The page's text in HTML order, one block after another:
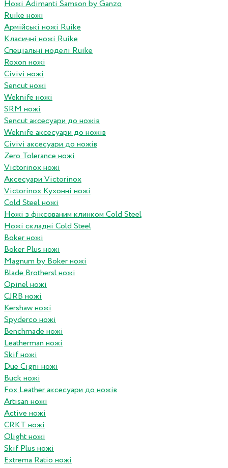
Ножі Adimanti Samson by Ganzo
Ruike ножі
Армійські ножі Ruike
Класичні ножі Ruike
Спеціальні моделі Ruike
Roxon ножi
Civivi ножі
Sencut ножі
Weknife ножі
SRM ножі
Sencut аксесуари до ножів
Weknife аксесуари до ножів
Civivi аксесуари до ножів
Zero Tolerance ножі
Victorinox ножі
Аксесуари Victorinox
Victorinox Кухонні ножі
Cold Steel ножі
Ножі з фіксованим клинком Cold Steel
Ножі складні Cold Steel
Boker ножі
Boker Plus ножі
Magnum by Boker ножі
Blade Brothersl ножі
Opinel ножі
CJRB ножі
Kershaw ножі
Spyderco ножі
Benchmade ножі
Leatherman ножі
Skif ножі
Due Cigni ножі
Buck ножі
Fox Leather аксесуари до ножів
Artisan ножі
Active ножі
CRKT ножі
Olight ножі
Skif Plus ножі
Extrema Ratio ножі